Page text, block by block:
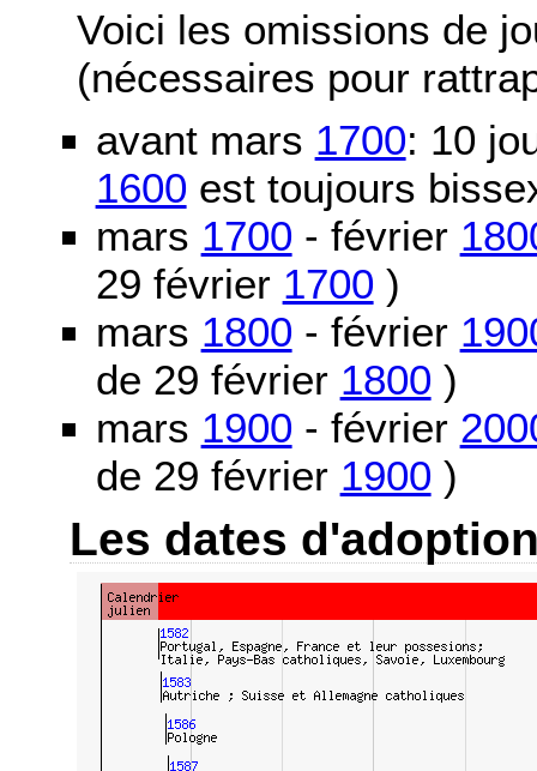
Voici les omissions de
(nécessaires pour
avant mars 1700: 10
1600 est toujours
mars 1700 - février
29 février 1700 )
mars 1800 - février
de 29 février 1800 )
mars 1900 - février
de 29 février 1900 )
Les dates